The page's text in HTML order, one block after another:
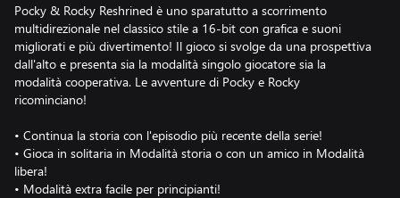
Pocky & Rocky Reshrined è uno sparatutto a scorrimento
multidirezionale nel classico stile a 16-bit con grafica e suoni
migliorati e più divertimento! Il gioco si svolge da una prospettiva
dall'alto e presenta sia la modalità singolo giocatore sia la
modalità cooperativa. Le avventure di Pocky e Rocky
ricominciano!
• Continua la storia con l'episodio più recente della serie!
• Gioca in solitaria in Modalità storia o con un amico in Modalità
libera!
• Modalità extra facile per principianti!